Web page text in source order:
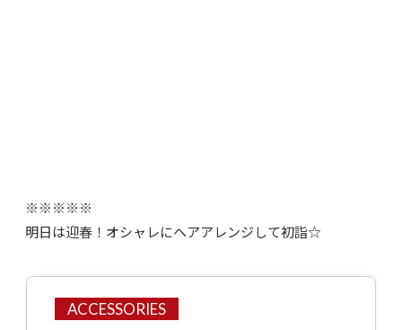
※※※※※
明日は迎春！オシャレにヘアアレンジして初詣☆
ACCESSORIES